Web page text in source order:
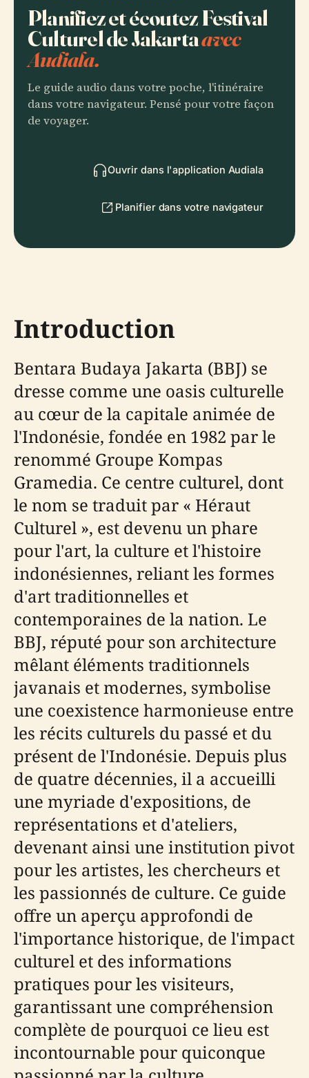
Planifiez et écoutez Festival
Culturel de Jakartaavec
Audiala.
Le guide audio dans votre poche, l'itinéraire
dans votre navigateur. Pensé pour votre façon
de voyager.
Ouvrir dans l'application Audiala
Planifier dans votre navigateur
Introduction
Bentara Budaya Jakarta (BBJ) se
dresse comme une oasis culturelle
au cœur de la capitale animée de
l'Indonésie, fondée en 1982 par le
renommé Groupe Kompas
Gramedia. Ce centre culturel, dont
le nom se traduit par « Héraut
Culturel », est devenu un phare
pour l'art, la culture et l'histoire
indonésiennes, reliant les formes
d'art traditionnelles et
contemporaines de la nation. Le
BBJ, réputé pour son architecture
mêlant éléments traditionnels
javanais et modernes, symbolise
une coexistence harmonieuse entre
les récits culturels du passé et du
présent de l'Indonésie. Depuis plus
de quatre décennies, il a accueilli
une myriade d'expositions, de
représentations et d'ateliers,
devenant ainsi une institution pivot
pour les artistes, les chercheurs et
les passionnés de culture. Ce guide
offre un aperçu approfondi de
l'importance historique, de l'impact
culturel et des informations
pratiques pour les visiteurs,
garantissant une compréhension
complète de pourquoi ce lieu est
incontournable pour quiconque